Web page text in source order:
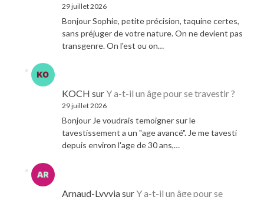
29 juillet 2026
Bonjour Sophie, petite précision, taquine certes,
sans préjuger de votre nature. On ne devient pas
transgenre. On l'est ou on…
KOCH surY a-t-il un âge pour se travestir ?
29 juillet 2026
Bonjour Je voudrais temoigner sur le
tavestissement a un "age avancé". Je me tavesti
depuis environ l'age de 30 ans,…
Arnaud-LyvviasurY a-t-il un âge pour se